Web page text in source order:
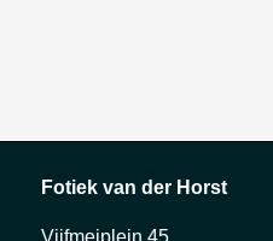
Fotiek van der Horst
Vijfmeiplein 45